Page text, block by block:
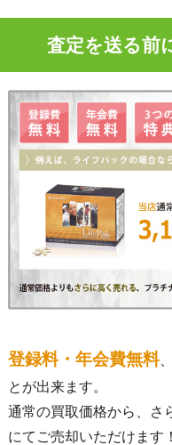
査定を送る前
登録料・年会費無料
とが出来ます。
通常の買取価格から、さ
にてご売却いただけます！